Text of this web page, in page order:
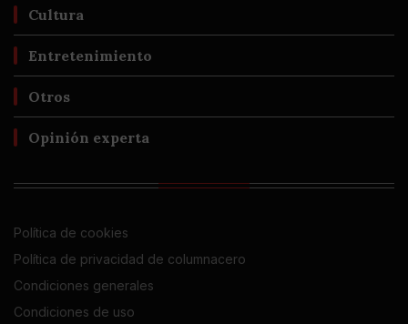
Cultura
Entretenimiento
Otros
Opinión experta
Política de cookies
Política de privacidad de columnacero
Condiciones generales
Condiciones de uso